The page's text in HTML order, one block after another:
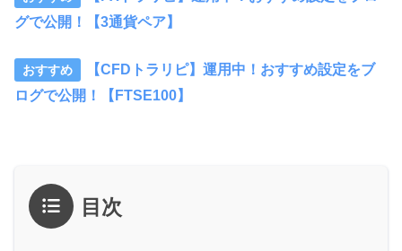
グで公開！【3通貨ペア】
【CFDトラリピ】運用中！おすすめ設定をブ
ログで公開！【FTSE100】
目次